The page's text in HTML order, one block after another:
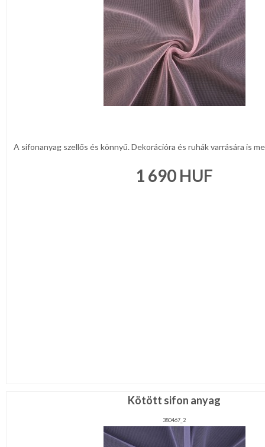
A sifonanyag szellős és könnyű. Dekorációra és ruhák varrására is
1 690 HUF
Kötött sifon anyag
380467_2